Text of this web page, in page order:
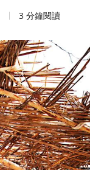
3 分鐘閱讀